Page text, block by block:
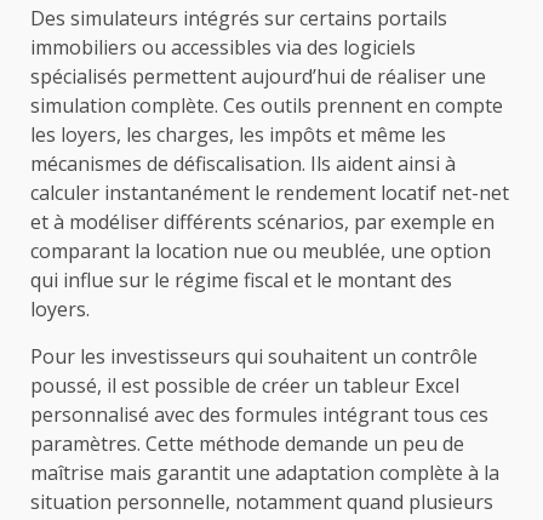
Des simulateurs intégrés sur certains portails
immobiliers ou accessibles via des logiciels
spécialisés permettent aujourd’hui de réaliser une
simulation complète. Ces outils prennent en compte
les loyers, les charges, les impôts et même les
mécanismes de défiscalisation. Ils aident ainsi à
calculer instantanément le rendement locatif net-net
et à modéliser différents scénarios, par exemple en
comparant la location nue ou meublée, une option
qui influe sur le régime fiscal et le montant des
loyers.
Pour les investisseurs qui souhaitent un contrôle
poussé, il est possible de créer un tableur Excel
personnalisé avec des formules intégrant tous ces
paramètres. Cette méthode demande un peu de
maîtrise mais garantit une adaptation complète à la
situation personnelle, notamment quand plusieurs